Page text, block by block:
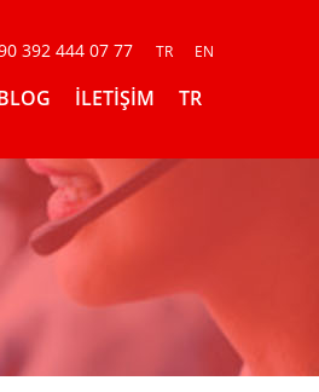
392 444 07 77 TR EN
İLETİŞİM TR